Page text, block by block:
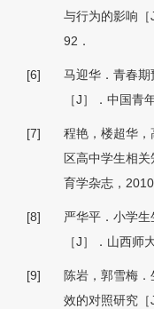
与行为的影响
92．
[6]
马迎华．青春
［J］．中国青
[7]
程艳，楼超华
区高中学生相
育学杂志，
[8]
严华平．小学
［J］．山西师
[9]
陈岩，郭雪梅
效的对照研究